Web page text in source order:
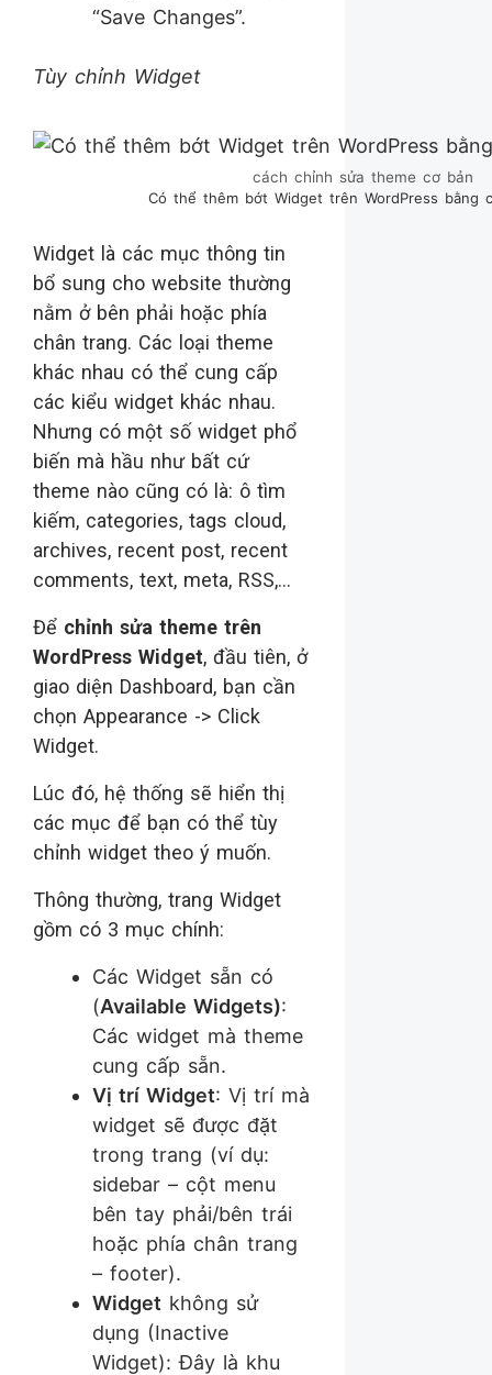
“Save Changes”.
Tùy chỉnh Widget
cách chỉnh sửa theme cơ bản
Có thể thêm bớt Widget trên WordPress bằng
Widget là các mục thông tin
bổ sung cho website thường
nằm ở bên phải hoặc phía
chân trang. Các loại theme
khác nhau có thể cung cấp
các kiểu widget khác nhau.
Nhưng có một số widget phổ
biến mà hầu như bất cứ
theme nào cũng có là: ô tìm
kiếm, categories, tags cloud,
archives, recent post, recent
comments, text, meta, RSS,…
Để chỉnh sửa theme trên
WordPress Widget, đầu tiên, ở
giao diện Dashboard, bạn cần
chọn Appearance -> Click
Widget.
Lúc đó, hệ thống sẽ hiển thị
các mục để bạn có thể tùy
chỉnh widget theo ý muốn.
Thông thường, trang Widget
gồm có 3 mục chính:
Các Widget sẵn có
(Available Widgets):
Các widget mà theme
cung cấp sẵn.
Vị trí Widget: Vị trí mà
widget sẽ được đặt
trong trang (ví dụ:
sidebar – cột menu
bên tay phải/bên trái
hoặc phía chân trang
– footer).
Widget không sử
dụng (Inactive
Widget): Đây là khu